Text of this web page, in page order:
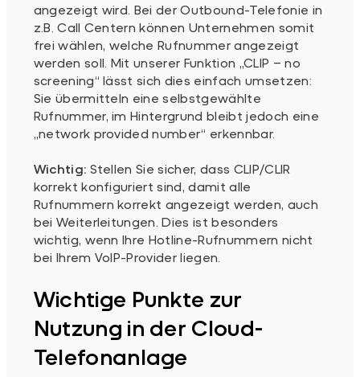
angezeigt wird. Bei der Outbound-Telefonie in
z.B. Call Centern können Unternehmen somit
frei wählen, welche Rufnummer angezeigt
werden soll. Mit unserer Funktion „CLIP – no
screening“ lässt sich dies einfach umsetzen:
Sie übermitteln eine selbstgewählte
Rufnummer, im Hintergrund bleibt jedoch eine
„network provided number“ erkennbar.
Wichtig: Stellen Sie sicher, dass CLIP/CLIR
korrekt konfiguriert sind, damit alle
Rufnummern korrekt angezeigt werden, auch
bei Weiterleitungen. Dies ist besonders
wichtig, wenn Ihre Hotline-Rufnummern nicht
bei Ihrem VoIP-Provider liegen.
Wichtige Punkte zur
Nutzung in der Cloud-
Telefonanlage